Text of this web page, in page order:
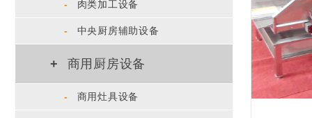
- 肉类加工设备
- 中央厨房辅助设备
+ 商用厨房设备
- 商用灶具设备